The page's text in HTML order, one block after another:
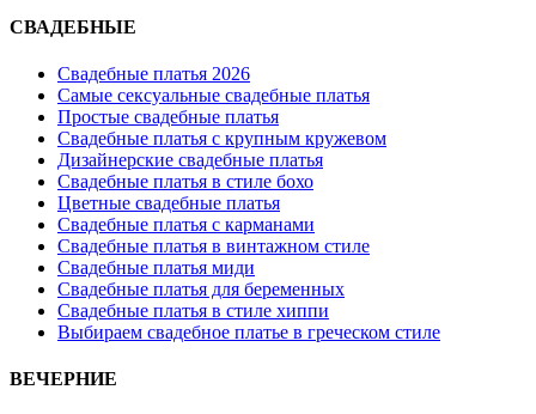
СВАДЕБНЫЕ
Свадебные платья 2026
Самые сексуальные свадебные платья
Простые свадебные платья
Свадебные платья с крупным кружевом
Дизайнерские свадебные платья
Свадебные платья в стиле бохо
Цветные свадебные платья
Свадебные платья с карманами
Свадебные платья в винтажном стиле
Свадебные платья миди
Свадебные платья для беременных
Свадебные платья в стиле хиппи
Выбираем свадебное платье в греческом стиле
ВЕЧЕРНИЕ